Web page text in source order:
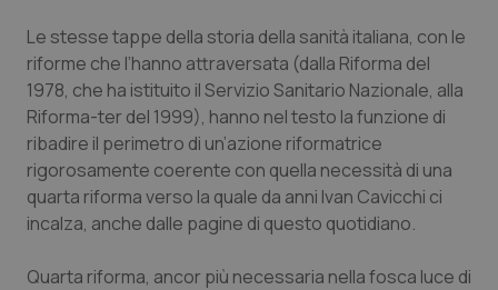
Liguria
Lombardia
Marche
Disturbi dell’umore
Dolore
Donna & Salute
Le stesse tappe della storia della sanità italiana, con le
riforme che l’hanno attraversata (dalla Riforma del
1978, che ha istituito il Servizio Sanitario Nazionale, alla
Riforma-ter del 1999), hanno nel testo la funzione di
ribadire il perimetro di un’azione riformatrice
rigorosamente coerente con quella necessità di una
quarta riforma verso la quale da anni Ivan Cavicchi ci
incalza, anche dalle pagine di questo quotidiano.
Quarta riforma, ancor più necessaria nella fosca luce di